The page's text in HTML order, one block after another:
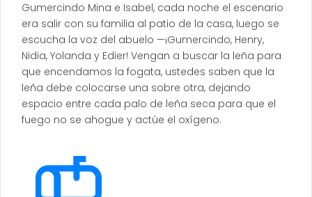
Gumercindo Mina e Isabel, cada noche el escenario
era salir con su familia al patio de la casa, luego se
escucha la voz del abuelo —¡Gumercindo, Henry,
Nidia, Yolanda y Edier! Vengan a buscar la leña para
que encendamos la fogata, ustedes saben que la
leña debe colocarse una sobre otra, dejando
espacio entre cada palo de leña seca para que el
fuego no se ahogue y actúe el oxígeno.